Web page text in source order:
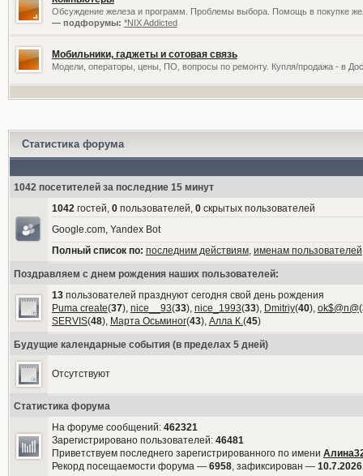
Обсуждение железа и программ. Проблемы выбора. Помощь в покупке
— подфорумы: *NIX Addicted
Мобильники, гаджеты и сотовая связь
Модели, операторы, цены, ПО, вопросы по ремонту. Купля/продажа - в
Статистика форума
1042 посетителей за последние 15 минут
1042гостей, 0пользователей, 0скрытых пользователей
Google.com, Yandex Bot
Полный список по: последним действиям, именам пользователей
Поздравляем с днем рождения наших пользователей:
13пользователей празднуют сегодня свой день рождения
Puma create(37), nice__93(33), nice_1993(33), Dmitriy(40), ok$@n@(
SERVIS(48), Марта Осьминог(43), Алла К.(45)
Будущие календарные события (в пределах 5 дней)
Отсутствуют
Статистика форума
На форуме сообщений: 462321
Зарегистрировано пользователей: 46481
Приветствуем последнего зарегистрированного по имени
Рекорд посещаемости форума — 6958, зафиксирован —